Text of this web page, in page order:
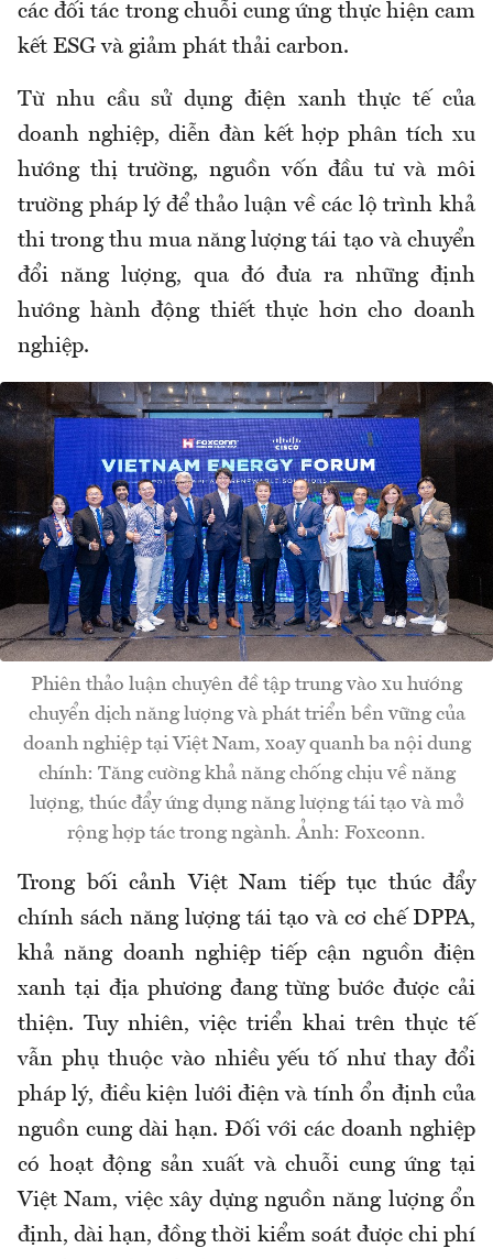
các đối tác trong chuỗi cung ứng thực hiện cam
kết ESG và giảm phát thải carbon.
Từ nhu cầu sử dụng điện xanh thực tế của
doanh nghiệp, diễn đàn kết hợp phân tích xu
hướng thị trường, nguồn vốn đầu tư và môi
trường pháp lý để thảo luận về các lộ trình khả
thi trong thu mua năng lượng tái tạo và chuyển
đổi năng lượng, qua đó đưa ra những định
hướng hành động thiết thực hơn cho doanh
nghiệp.
Phiên thảo luận chuyên đề tập trung vào xu hướng
chuyển dịch năng lượng và phát triển bền vững của
doanh nghiệp tại Việt Nam, xoay quanh ba nội dung
chính: Tăng cường khả năng chống chịu về năng
lượng, thúc đẩy ứng dụng năng lượng tái tạo và mở
rộng hợp tác trong ngành. Ảnh: Foxconn.
Trong bối cảnh Việt Nam tiếp tục thúc đẩy
chính sách năng lượng tái tạo và cơ chế DPPA,
khả năng doanh nghiệp tiếp cận nguồn điện
xanh tại địa phương đang từng bước được cải
thiện. Tuy nhiên, việc triển khai trên thực tế
vẫn phụ thuộc vào nhiều yếu tố như thay đổi
pháp lý, điều kiện lưới điện và tính ổn định của
nguồn cung dài hạn. Đối với các doanh nghiệp
có hoạt động sản xuất và chuỗi cung ứng tại
Việt Nam, việc xây dựng nguồn năng lượng ổn
định, dài hạn, đồng thời kiểm soát được chi phí